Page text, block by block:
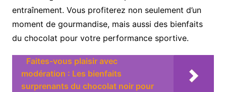
entraînement. Vous profiterez non seulement d’un
moment de gourmandise, mais aussi des bienfaits
du chocolat pour votre performance sportive.
Faites-vous plaisir avec
modération : Les bienfaits
surprenants du chocolat noir pour